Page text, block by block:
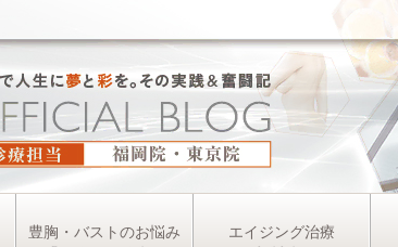
豊胸・バストのお悩み エイジング治療